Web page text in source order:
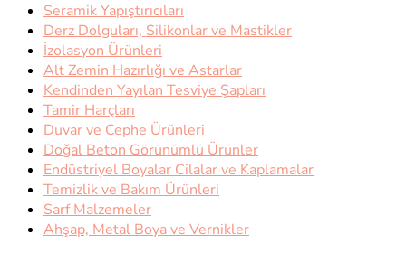
Seramik Yapıştırıcıları
Derz Dolguları, Silikonlar ve Mastikler
İzolasyon Ürünleri
Alt Zemin Hazırlığı ve Astarlar
Kendinden Yayılan Tesviye Şapları
Tamir Harçları
Duvar ve Cephe Ürünleri
Doğal Beton Görünümlü Ürünler
Endüstriyel Boyalar Cilalar ve Kaplamalar
Temizlik ve Bakım Ürünleri
Sarf Malzemeler
Ahşap, Metal Boya ve Vernikler